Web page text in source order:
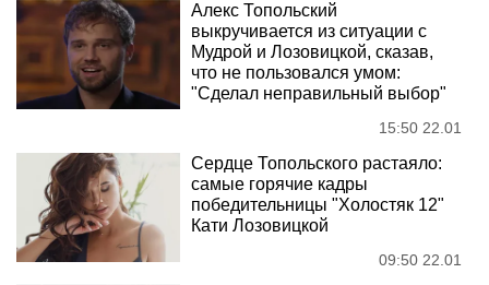
Алекс Топольский
выкручивается из ситуации с
Мудрой и Лозовицкой, сказав,
что не пользовался умом:
"Сделал неправильный выбор"
15:50 22.01
Сердце Топольского растаяло:
самые горячие кадры
победительницы "Холостяк 12"
Кати Лозовицкой
09:50 22.01